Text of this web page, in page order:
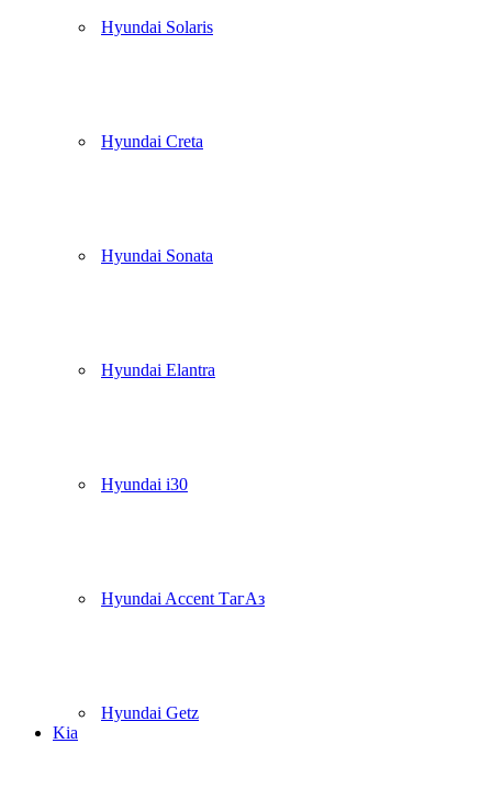
Hyundai Solaris
Hyundai Creta
Hyundai Sonata
Hyundai Elantra
Hyundai i30
Hyundai Accent ТагАз
Hyundai Getz
Kia